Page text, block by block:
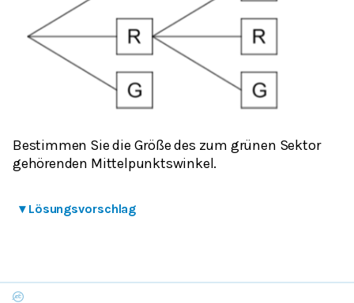
Bestimmen Sie die Größe des zum grünen Sektor
gehörenden Mittelpunktswinkel.
▾ Lösungsvorschlag